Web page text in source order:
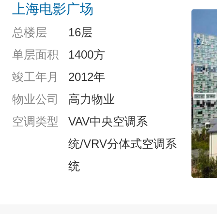
上海电影广场
总楼层
16层
单层面积
1400方
竣工年月
2012年
物业公司
高力物业
空调类型
VAV中央空调系
统/VRV分体式空调系
统